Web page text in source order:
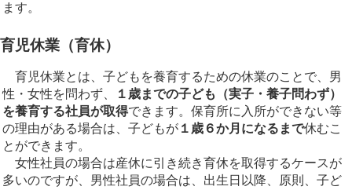
ます。
育児休業（育休）
育児休業とは、子どもを養育するための休業のことで、男
性・女性を問わず、
１歳までの子ども（実子・養子問わず）
を養育する社員が取得できます。保育所に入所ができない等
の理由がある場合は、子どもが １歳６か月になるまで休むこ
とができます。
女性社員の場合は産休に引き続き育休を取得するケースが
多いのですが、男性社員の場合は、出生日以降、原則、子ど